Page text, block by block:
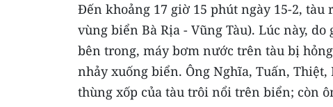
Đến khoảng 17 giờ 15 phút ngày 15-2,
vùng biển Bà Rịa - Vũng Tàu). Lúc này,
bên trong, máy bơm nước trên tàu bị
nhảy xuống biển. Ông Nghĩa, Tuấn,
thùng xốp của tàu trôi nổi trên biển; còn